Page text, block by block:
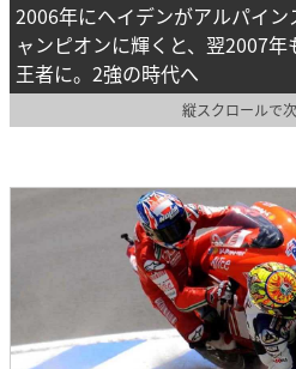
2006年にヘイデンがアルパイン
ャンピオンに輝くと、翌2007
王者に。2強の時代へ
縦スクロールで